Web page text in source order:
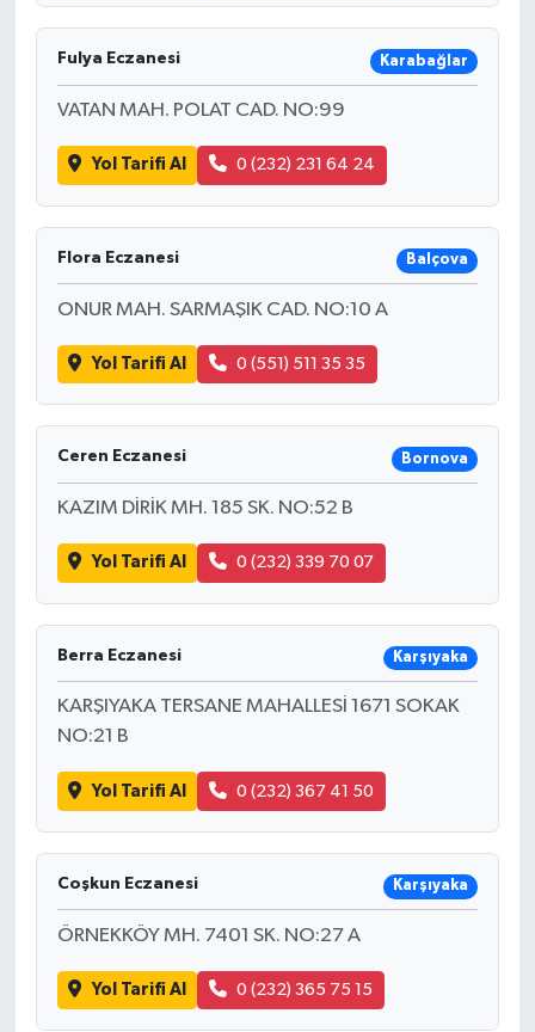
Fulya Eczanesi Karabağlar
VATAN MAH. POLAT CAD. NO:99
Yol Tarifi Al 0 (232) 231 64 24
Flora Eczanesi Balçova
ONUR MAH. SARMAŞIK CAD. NO:10 A
Yol Tarifi Al 0 (551) 511 35 35
Ceren Eczanesi Bornova
KAZIM DİRİK MH. 185 SK. NO:52 B
Yol Tarifi Al 0 (232) 339 70 07
Berra Eczanesi Karşıyaka
KARŞIYAKA TERSANE MAHALLESİ 1671 SOKAK
NO:21 B
Yol Tarifi Al 0 (232) 367 41 50
Coşkun Eczanesi Karşıyaka
ÖRNEKKÖY MH. 7401 SK. NO:27 A
Yol Tarifi Al 0 (232) 365 75 15
Yaşam
Yemek Tarifleri